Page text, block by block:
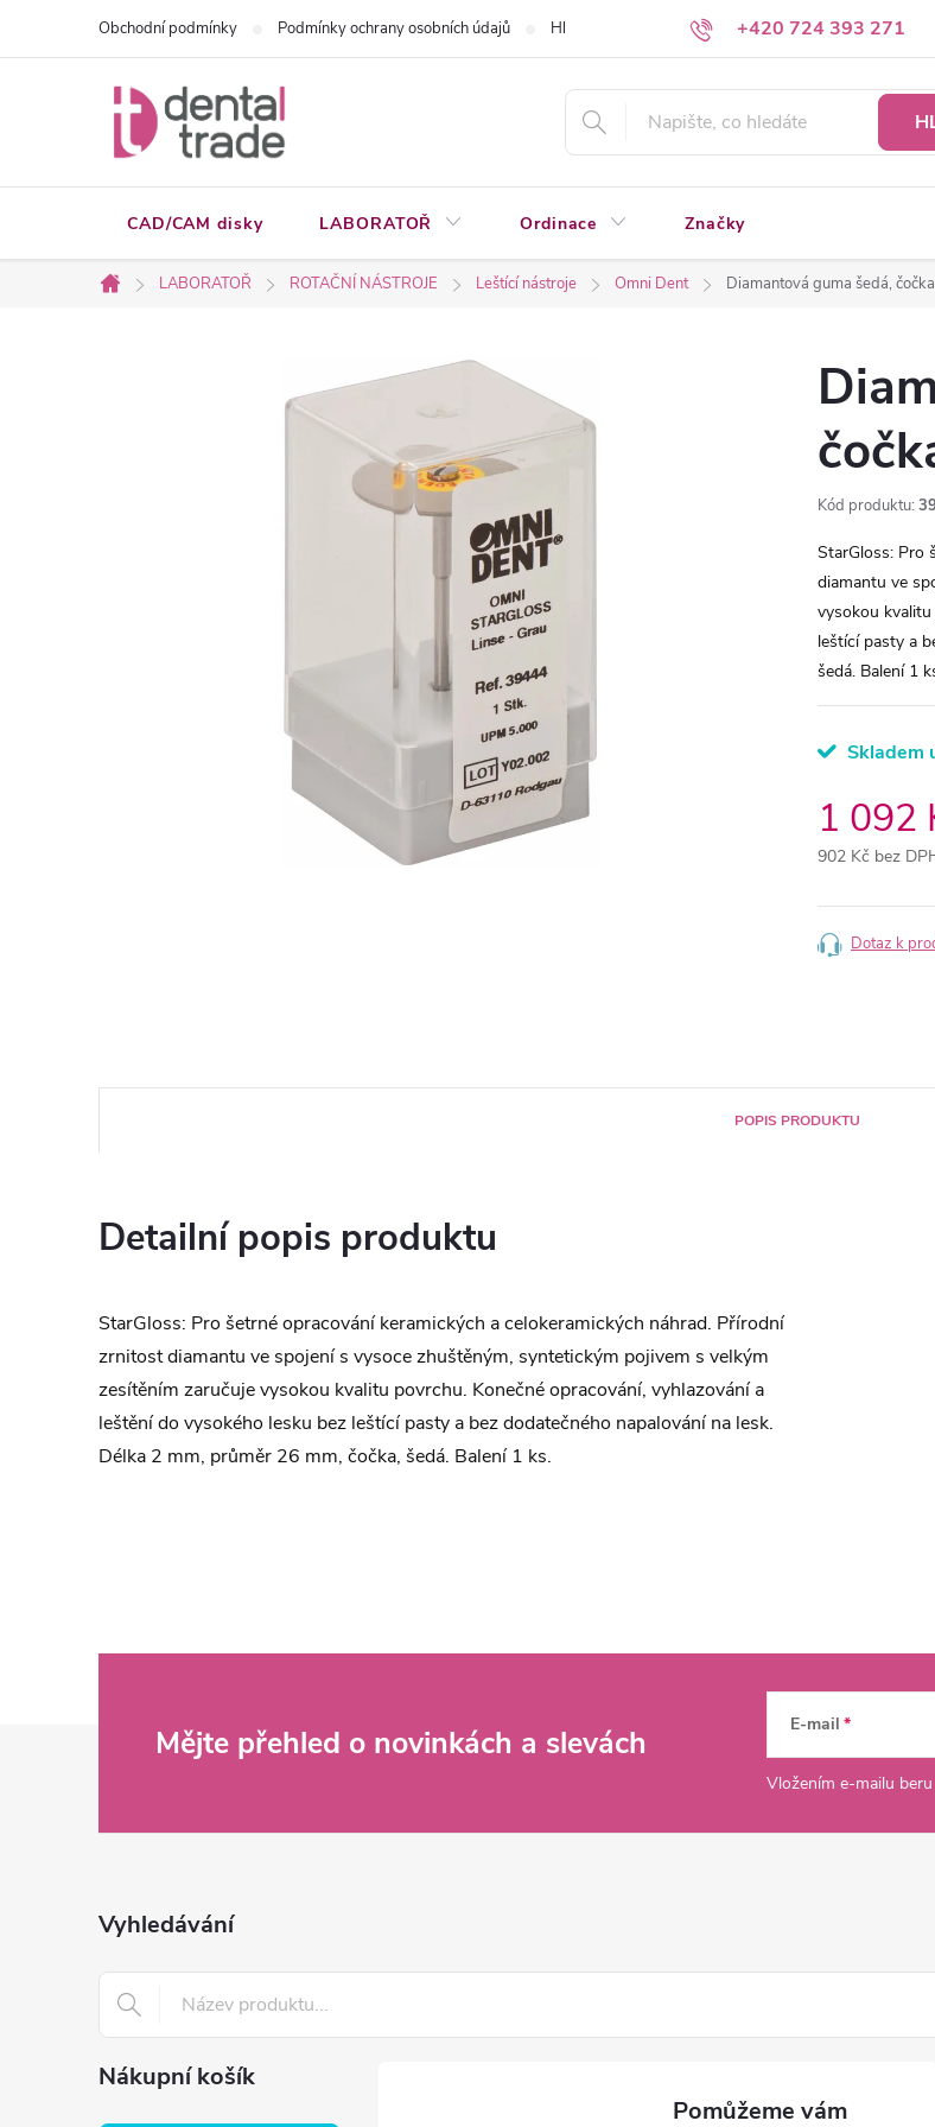
+420 724 393 271
Obchodní podmínky Podmínky ochrany osobních údajů Hledáte a nenacházíte? Napište nám
CAD/CAM disky LABORATOŘ Ordinace Značky
Domů
LABORATOŘ ROTAČNÍ NÁSTROJE Leštící nástroje Omni Dent Diamantová guma šedá, čočka
Kód produktu:
StarGloss: Pro
diamantu ve
vysokou
leštící pasty a
šedá. Balení 1
Skladem
1 092
902 Kč bez
cena:
Dotaz k
POPIS PRODUKTU
Detailní popis produktu
StarGloss: Pro šetrné opracování keramických a celokeramických náhrad. Přírodní
zrnitost diamantu ve spojení s vysoce zhuštěným, syntetickým pojivem s velkým
zesítěním zaručuje vysokou kvalitu povrchu. Konečné opracování, vyhlazování a
leštění do vysokého lesku bez leštící pasty a bez dodatečného napalování na lesk.
Délka 2 mm, průměr 26 mm, čočka, šedá. Balení 1 ks.
Mějte přehled o novinkách a slevách E-mail
Vložením e-mailu
Vyhledávání
Nákupní košík